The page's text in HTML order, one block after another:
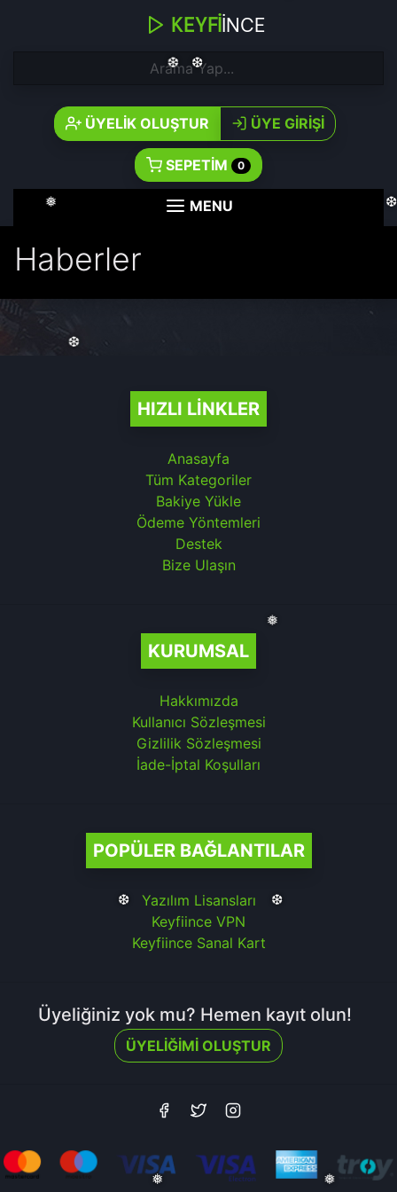
❆
❆
KEYFIINCE
ÜYELIK OLUŞTUR ÜYE GIRIŞI
SEPETIM 0
MENU
Haberler
HIZLI LINKLER
Anasayfa
Tüm Kategoriler
Bakiye Yükle
Ödeme Yöntemleri
Destek
Bize Ulaşın
KURUMSAL
Hakkımızda
Kullanıcı Sözleşmesi
Gizlilik Sözleşmesi
İade-İptal Koşulları
POPÜLER BAĞLANTILAR
Yazılım Lisansları
Keyfiince VPN
Keyfiince Sanal Kart
Üyeliğiniz yok mu? Hemen kayıt olun!
ÜYELIĞIMI OLUŞTUR